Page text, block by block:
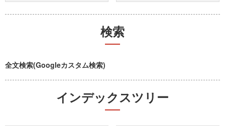
検索
全文検索(Googleカスタム検索)
インデックスツリー